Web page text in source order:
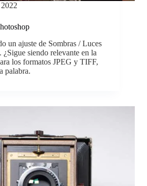
un ajuste de Sombras / Luces
¿Sigue siendo relevante en la
los formatos JPEG y TIFF,
palabra.